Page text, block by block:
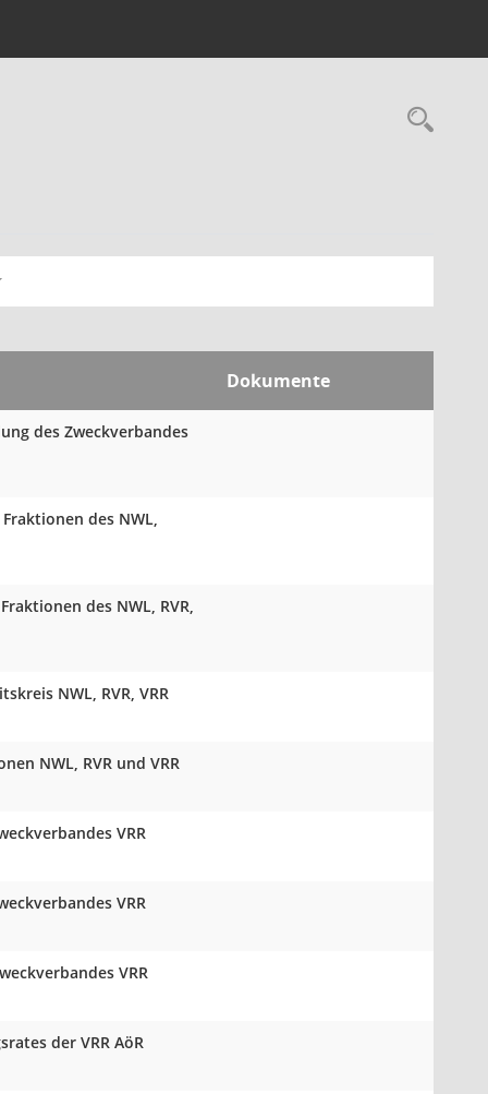
Dokumente
des Zweckverbandes
des NWL,
des NWL, RVR,
NWL, RVR, VRR
NWL, RVR und VRR
VRR
VRR
VRR
der VRR AöR